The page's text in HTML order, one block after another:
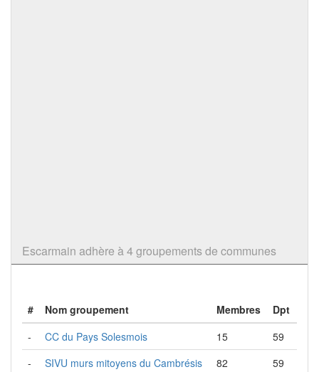
Escarmain adhère à 4 groupements de communes
# Nom groupement Membres
Dpt
-
CC du Pays Solesmois 15
59
-
SIVU murs mitoyens du Cambrésis 82
59